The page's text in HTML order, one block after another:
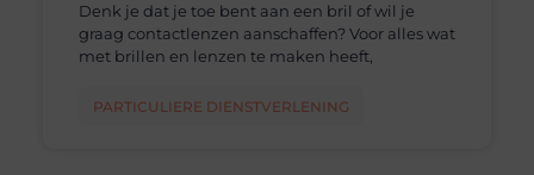
Denk je dat je toe bent aan een bril of wil je
graag contactlenzen aanschaffen? Voor alles wat
met brillen en lenzen te maken heeft,
PARTICULIERE DIENSTVERLENING